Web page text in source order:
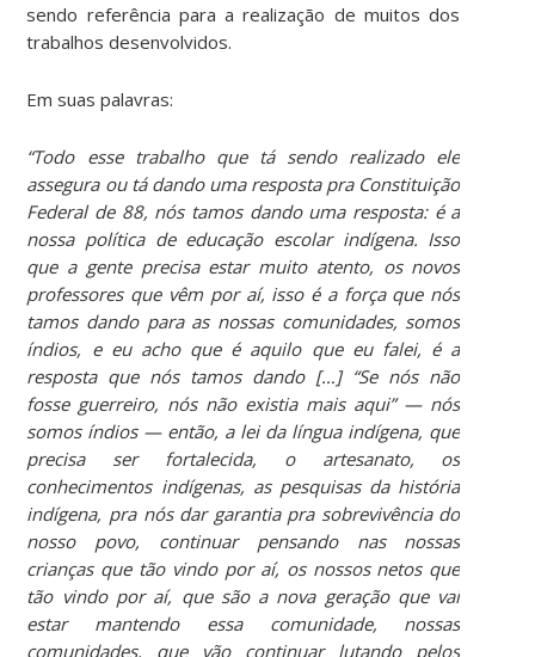
sendo referência para a realização de muitos dos
trabalhos desenvolvidos.
Em suas palavras:
“Todo esse trabalho que tá sendo realizado ele
assegura ou tá dando uma resposta pra Constituição
Federal de 88, nós tamos dando uma resposta: é a
nossa política de educação escolar indígena. Isso
que a gente precisa estar muito atento, os novos
professores que vêm por aí, isso é a força que nós
tamos dando para as nossas comunidades, somos
índios, e eu acho que é aquilo que eu falei, é a
resposta que nós tamos dando […] “Se nós não
fosse guerreiro, nós não existia mais aqui” — nós
somos índios — então, a lei da língua indígena, que
precisa ser fortalecida, o artesanato, os
conhecimentos indígenas, as pesquisas da história
indígena, pra nós dar garantia pra sobrevivência do
nosso povo, continuar pensando nas nossas
crianças que tão vindo por aí, os nossos netos que
tão vindo por aí, que são a nova geração que vai
estar mantendo essa comunidade, nossas
comunidades, que vão continuar lutando pelos